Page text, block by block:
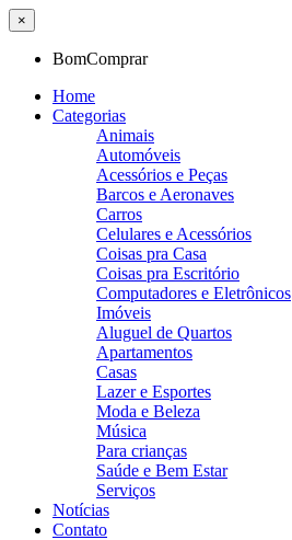
×
BomComprar
Home
Categorias
Animais
Automóveis
Acessórios e Peças
Barcos e Aeronaves
Carros
Celulares e Acessórios
Coisas pra Casa
Coisas pra Escritório
Computadores e Eletrônicos
Imóveis
Aluguel de Quartos
Apartamentos
Casas
Lazer e Esportes
Moda e Beleza
Música
Para crianças
Saúde e Bem Estar
Serviços
Notícias
Contato